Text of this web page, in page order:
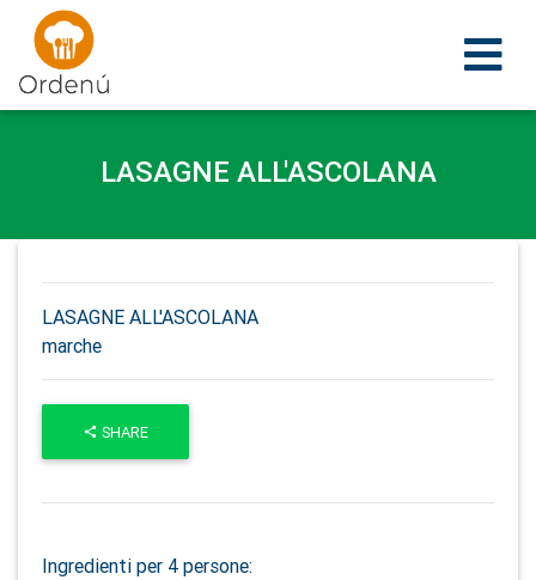
Ordenu
LASAGNE ALL'ASCOLANA
LASAGNE ALL'ASCOLANA
marche
SHARE
Ingredienti per 4 persone: